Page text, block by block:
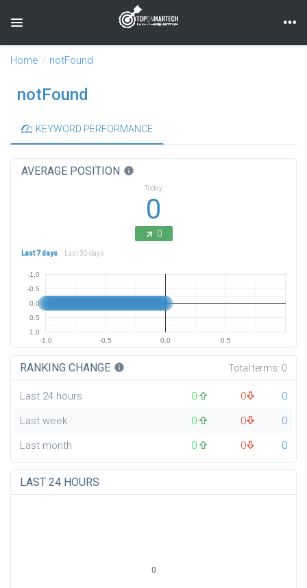
Toggle navigation
Home notFound
notFound
KEYWORD PERFORMANCE
AVERAGE POSITION info
Today
0
0
Last 7 days Last 30 days
-1.0 -0.5 0.0 0.5
-1.0
-0.5
0.0
0.5
1.0
RANKING CHANGE info Total terms: 0
Last 24 hours 0 0
0
Last week
0 0
0
Last month
0 0 0
LAST 24 HOURS
0